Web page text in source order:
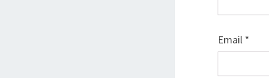
Email *